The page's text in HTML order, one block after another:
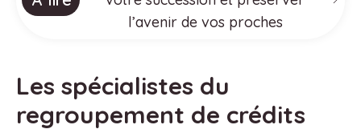
l’avenir de vos proches
Les spécialistes du
regroupement de crédits